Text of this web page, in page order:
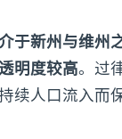
于新州与维州
明度较高。过
续人口流入而